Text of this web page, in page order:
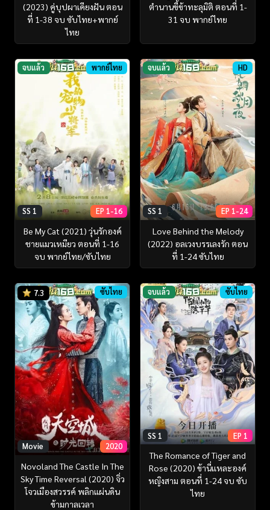
(2023) คู่บุปผาเคียงฝัน ตอน
ที่ 1-38 จบ ซับไทย+พากย์
ไทย
ตำนานขี้ข้าทะลุมิติ ตอนที่ 1-
31 จบ พากย์ไทย
จบแล้ว พากย์ไทย
SS 1 EP 1-16
Be My Cat (2021) วุ่นรักองค์
ชายแมวเหมียว ตอนที่ 1-16
จบ พากย์ไทย/ซับไทย
จบแล้ว HD
SS 1 EP 1-24
Love Behind the Melody
(2022) อลเวงบรรเลงรัก ตอน
ที่ 1-24 ซับไทย
7.3 ซับไทย
Movie 2020
Novoland The Castle In The
Sky Time Reversal (2020) จิ่ว
โจวเมือง​สวรรค์​ พลิกแผ่นดิน
ข้ามกาลเวลา
จบแล้ว ซับไทย
SS 1 EP 1
The Romance of Tiger and
Rose (2020) ข้านี่เเหละองค์
หญิงสาม ตอนที่ 1-24 จบ ซับ
ไทย